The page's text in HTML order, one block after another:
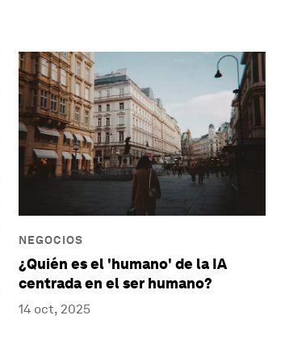
NEGOCIOS
¿Quién es el 'humano' de la IA
centrada en el ser humano?
14 oct, 2025